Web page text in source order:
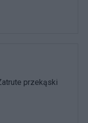
przekąski